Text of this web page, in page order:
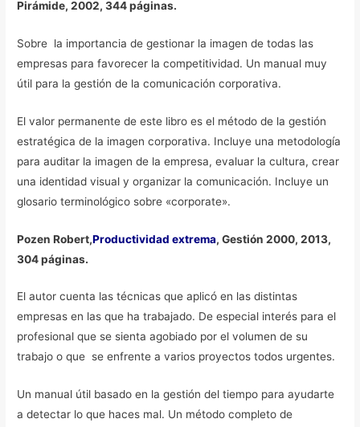
Pirámide, 2002, 344 páginas.
Sobre la importancia de gestionar la imagen de todas las
empresas para favorecer la competitividad. Un manual muy
útil para la gestión de la comunicación corporativa.
El valor permanente de este libro es el método de la gestión
estratégica de la imagen corporativa. Incluye una metodología
para auditar la imagen de la empresa, evaluar la cultura, crear
una identidad visual y organizar la comunicación. Incluye un
glosario terminológico sobre «corporate».
Pozen Robert,Productividad extrema, Gestión 2000, 2013,
304 páginas.
El autor cuenta las técnicas que aplicó en las distintas
empresas en las que ha trabajado. De especial interés para el
profesional que se sienta agobiado por el volumen de su
trabajo o que se enfrente a varios proyectos todos urgentes.
Un manual útil basado en la gestión del tiempo para ayudarte
a detectar lo que haces mal. Un método completo de